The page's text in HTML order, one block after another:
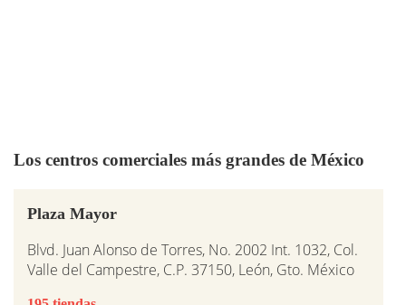
Los centros comerciales más grandes de México
Plaza Mayor
Blvd. Juan Alonso de Torres, No. 2002 Int. 1032, Col.
Valle del Campestre, C.P. 37150, León, Gto. México